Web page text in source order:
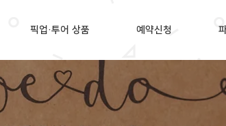
픽업·투어 상품 예약신청